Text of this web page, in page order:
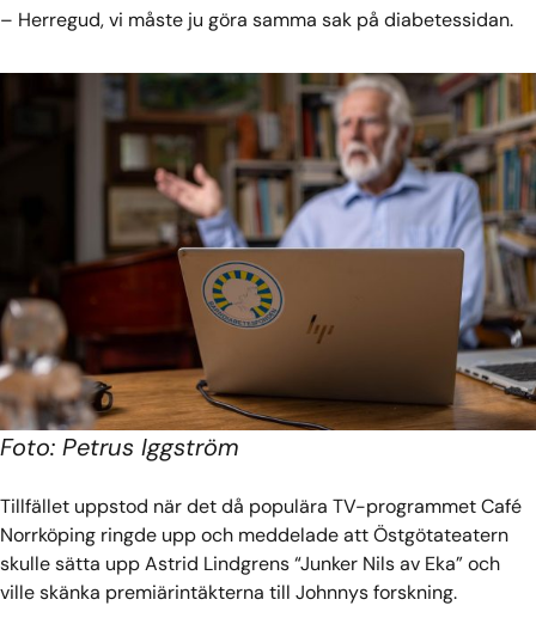
– Herregud, vi måste ju göra samma sak på diabetessidan.
Foto: Petrus Iggström
Tillfället uppstod när det då populära TV-programmet Café
Norrköping ringde upp och meddelade att Östgötateatern
skulle sätta upp Astrid Lindgrens “Junker Nils av Eka” och
ville skänka premiärintäkterna till Johnnys forskning.